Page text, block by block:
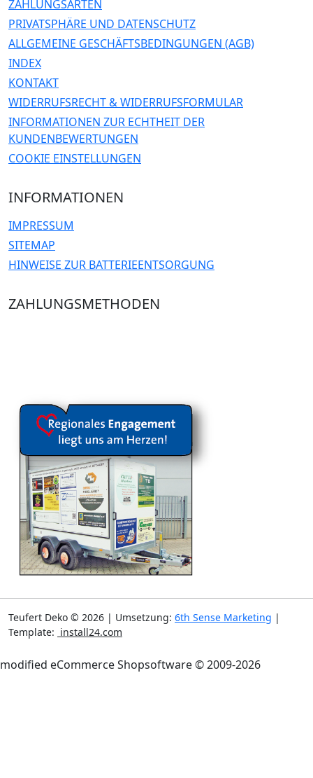
ZAHLUNGSARTEN
PRIVATSPHÄRE UND DATENSCHUTZ
ALLGEMEINE GESCHÄFTSBEDINGUNGEN (AGB)
INDEX
KONTAKT
WIDERRUFSRECHT & WIDERRUFSFORMULAR
INFORMATIONEN ZUR ECHTHEIT DER
KUNDENBEWERTUNGEN
COOKIE EINSTELLUNGEN
INFORMATIONEN
IMPRESSUM
SITEMAP
HINWEISE ZUR BATTERIEENTSORGUNG
ZAHLUNGSMETHODEN
Teufert Deko © 2026 | Umsetzung: 6th Sense Marketing |
Template: install24.com
modified eCommerce Shopsoftware © 2009-2026